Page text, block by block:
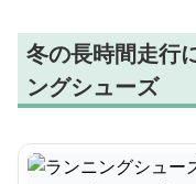
冬の長時間走行
ングシューズ